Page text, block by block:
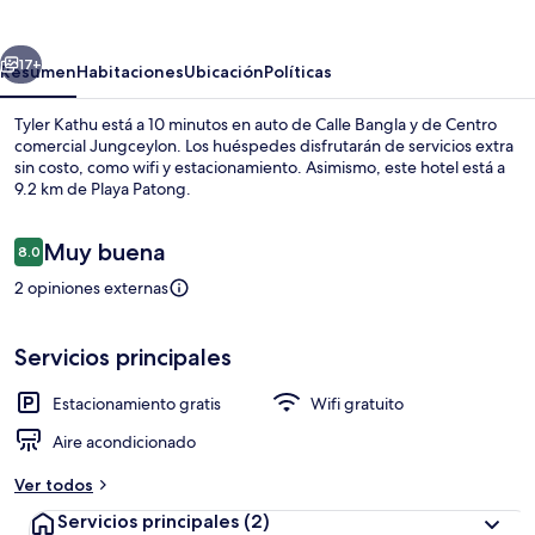
Siguiente
17+
ResumenHabitacionesUbicaciónPolíticas
Tyler Kathu está a 10 minutos en auto de Calle Bangla y de Centro
comercial Jungceylon. Los huéspedes disfrutarán de servicios extra
sin costo, como wifi y estacionamiento. Asimismo, este hotel está a
9.2 km de Playa Patong.
Opiniones
8.08.0 de 10,
Muy buena
2 opiniones externas
Servicios principales
Estacionamiento gratis
Wifi gratuito
Aire acondicionado
Ver todos
Servicios principales (2)